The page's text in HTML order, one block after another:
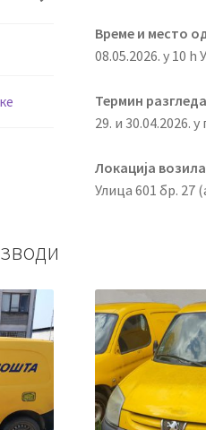
Време и место
08.05.2026. у 10
Термин
29. и 30.04.2026.
Локација
Улица 601 бр. 27